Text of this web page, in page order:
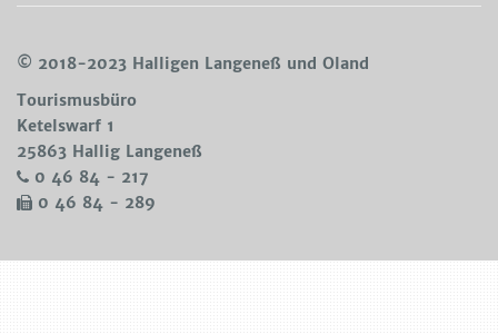
© 2018-2023 Halligen Langeneß und Oland
Tourismusbüro
Ke­tels­warf 1
25863 Hal­lig Lan­ge­neß
0 46 84 - 217
0 46 84 - 289